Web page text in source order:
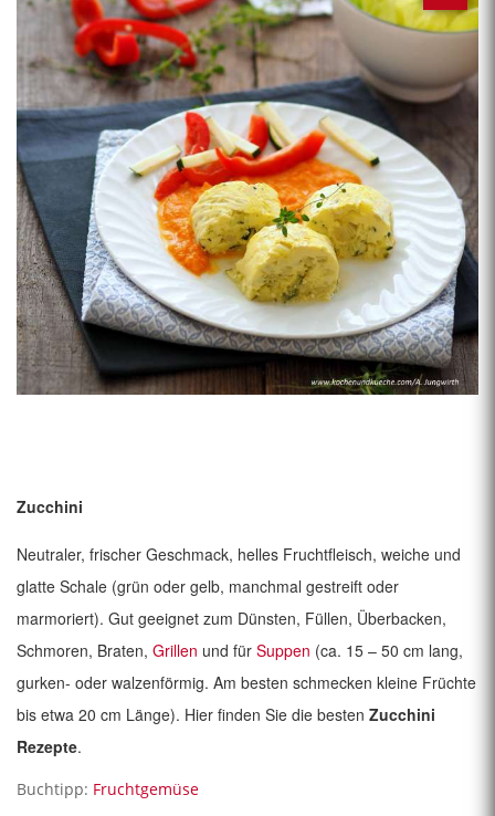
Zucchini
Neutraler, frischer Geschmack, helles Fruchtfleisch, weiche und
glatte Schale (grün oder gelb, manchmal gestreift oder
marmoriert). Gut geeignet zum Dünsten, Füllen, Überbacken,
Schmoren, Braten, Grillen und für Suppen (ca. 15 – 50 cm lang,
gurken- oder walzenförmig. Am besten schmecken kleine Früchte
bis etwa 20 cm Länge). Hier finden Sie die besten Zucchini
Rezepte.
Buchtipp: Fruchtgemüse